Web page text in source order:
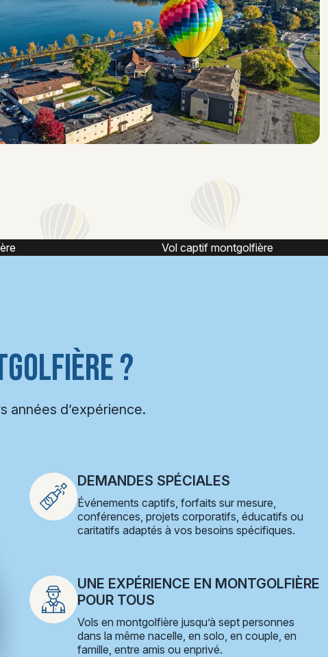
Vol en montgolfière
?
années d’expérience.
DEMANDES SPÉCIALES
Événements captifs, forfaits sur mesure,
conférences, projets corporatifs, éducatifs ou
caritatifs adaptés à vos besoins spécifiques.
UNE EXPÉRIENCE EN MONTGOLFIÈRE
POUR TOUS
Vols en montgolfière jusqu’à sept personnes
dans la même nacelle, en solo, en couple, en
famille, entre amis ou enprivé.